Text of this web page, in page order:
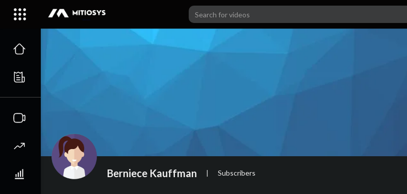
Berniece Kauffman | Subscribers